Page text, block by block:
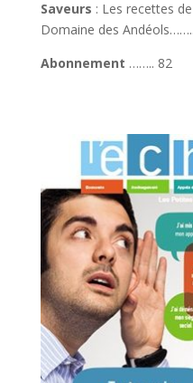
Saveurs : Les recettes
Domaine des
Abonnement …….. 82